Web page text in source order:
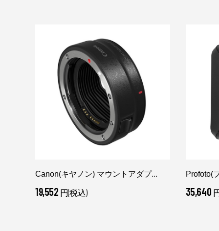
Canon(キヤノン) マウントアダプ...
19,552 円(税込)
Profoto(
35,640